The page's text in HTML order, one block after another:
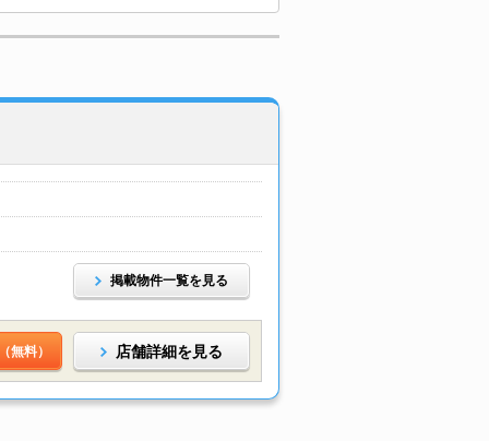
掲載物件一覧を見る
無料） 店舗詳細を見る